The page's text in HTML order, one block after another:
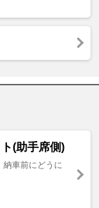
(助手席側)
納車前にどうに